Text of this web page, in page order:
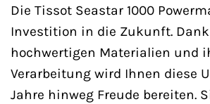
Die Tissot Seastar 1000
Investition in die Zukunft.
hochwertigen Materialien und
Verarbeitung wird Ihnen diese
Jahre hinweg Freude bereiten.